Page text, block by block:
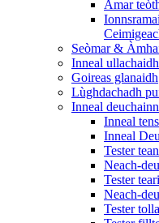
Amar
Seòmar &
Inneal
Goireas glanaidh
Lùghdachadh
Inneal
Inneal
Inneal
Tester
Neach-
Tester
Neach-
Tester